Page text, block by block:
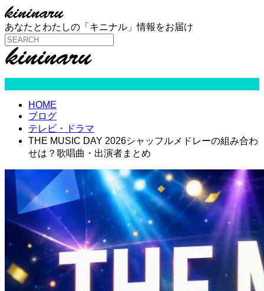
あなたとわたしの「キニナル」情報をお届け
HOME
ブログ
テレビ・ドラマ
THE MUSIC DAY 2026シャッフルメドレーの組み合わ
せは？歌唱曲・出演者まとめ